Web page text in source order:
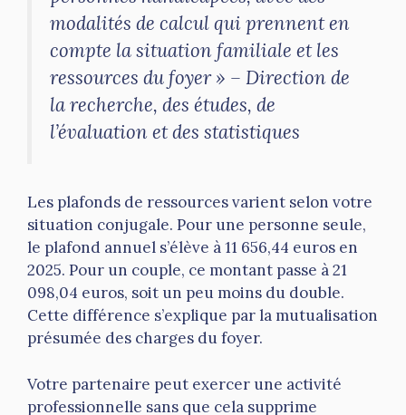
modalités de calcul qui prennent en
compte la situation familiale et les
ressources du foyer » – Direction de
la recherche, des études, de
l’évaluation et des statistiques
Les plafonds de ressources varient selon votre
situation conjugale. Pour une personne seule,
le plafond annuel s’élève à 11 656,44 euros en
2025. Pour un couple, ce montant passe à 21
098,04 euros, soit un peu moins du double.
Cette différence s’explique par la mutualisation
présumée des charges du foyer.
Votre partenaire peut exercer une activité
professionnelle sans que cela supprime